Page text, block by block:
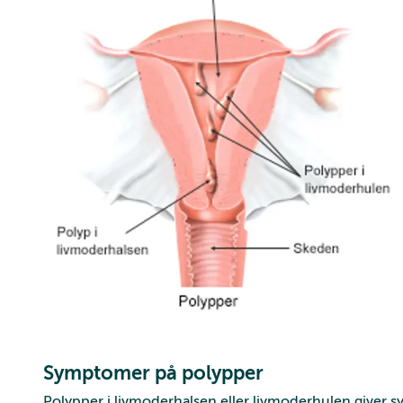
Symptomer på polypper